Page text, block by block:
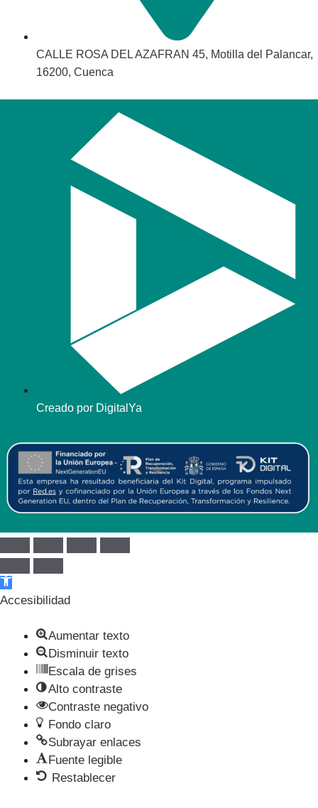
CALLE ROSA DEL AZAFRAN 45, Motilla del Palancar,
16200, Cuenca
Creado por DigitalYa
Abrir barra de herramientas
Accesibilidad
Aumentar texto
Disminuir texto
Escala de grises
Alto contraste
Contraste negativo
Fondo claro
Subrayar enlaces
Fuente legible
Restablecer